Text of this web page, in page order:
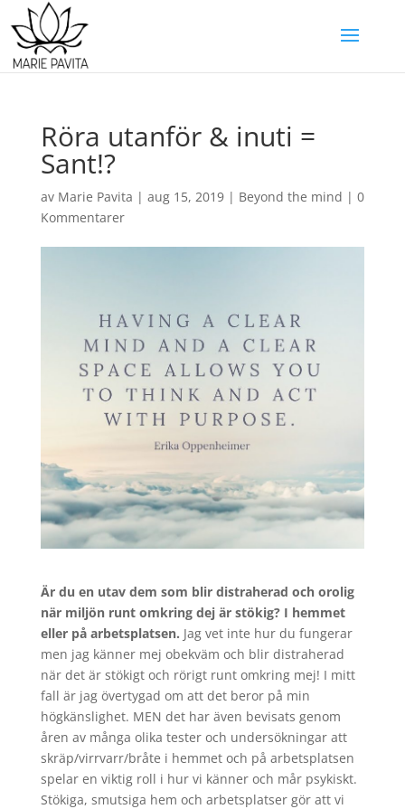
Röra utanför & inuti =
Sant!?
av Marie Pavita | aug 15, 2019| Beyond the mind | 0
Kommentarer
Är du en utav dem som blir distraherad och orolig
när miljön runt omkring dej är stökig? I hemmet
eller på arbetsplatsen. Jag vet inte hur du fungerar
men jag känner mej obekväm och blir distraherad
när det är stökigt och rörigt runt omkring mej! I mitt
fall är jag övertygad om att det beror på min
högkänslighet. MEN det har även bevisats genom
åren av många olika tester och undersökningar att
skräp/virrvarr/bråte i hemmet och på arbetsplatsen
spelar en viktig roll i hur vi känner och mår psykiskt.
Stökiga, smutsiga hem och arbetsplatser gör att vi